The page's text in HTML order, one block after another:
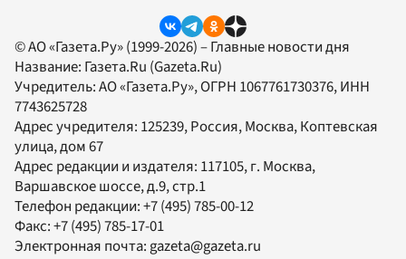
© АО «Газета.Ру» (1999-2026) – Главные новости дня
Название: Газета.Ru (Gazeta.Ru)
Учредитель:АО «Газета.Ру», ОГРН 1067761730376, ИНН
7743625728
Адрес учредителя: 125239, Россия, Москва, Коптевская
улица, дом 67
Адрес редакции и издателя: 117105, г. Москва,
Варшавское шоссе, д.9, стр.1
Телефон редакции:+7 (495) 785-00-12
Факс:+7 (495) 785-17-01
Электронная почта:gazeta@gazeta.ru